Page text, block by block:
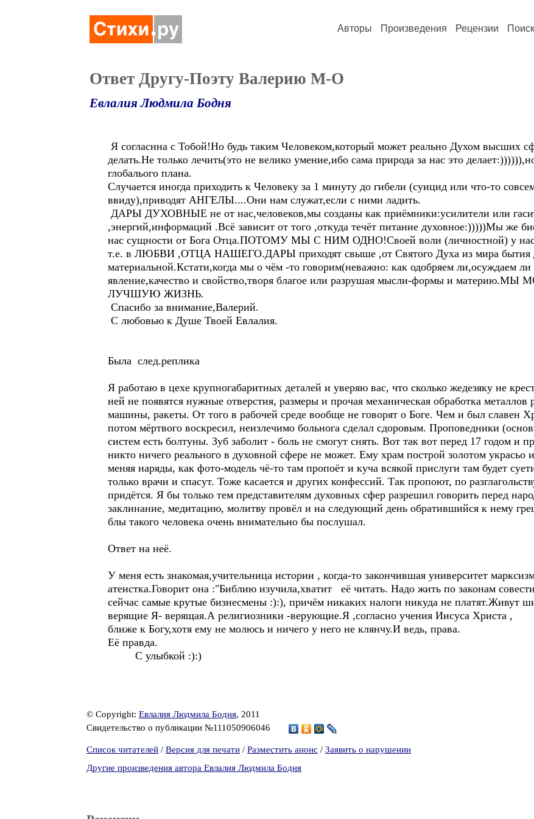
Авторы Произведения Рецензии Поиск
Ответ Другу-Поэту Валерию М-О
Евлалия Людмила Бодня
Я согласнна с Тобой!Но будь таким Человеком,который может реально Духом высших
делать.Не только лечить(это не велико умение,ибо сама природа за нас это
глобалього плана.
Случается иногда приходить к Человеку за 1 минуту до гибели (суицид или что-то
ввиду),приводят АНГЕЛЫ....Они нам служат,если с ними ладить.
ДАРЫ ДУХОВНЫЕ не от нас,человеков,мы созданы как приёмники:усилители или
,энергий,информаций .Всё зависит от того ,откуда течёт питание духовное:)))))Мы же
нас сущности от Бога Отца.ПОТОМУ МЫ С НИМ ОДНО!Своей воли (личностной) у нас
т.е. в ЛЮБВИ ,ОТЦА НАШЕГО.ДАРЫ приходят свыше ,от Святого Духа из мира бытия
материальной.Кстати,когда мы о чём -то говорим(неважно: как одобряем ли,осуждаем
явление,качество и свойство,творя благое или разрушая мысли-формы и
ЛУЧШУЮ ЖИЗНЬ.
Спасибо за внимание,Валерий.
С любовью к Душе Твоей Евлалия.
Была след.реплика
Я работаю в цехе крупногабаритных деталей и уверяю вас, что сколько жедезяку не
ней не появятся нужные отверстия, размеры и прочая механическая обработка металлов
машины, ракеты. От того в рабочей среде вообще не говорят о Боге. Чем и был славен
потом мёртвого воскресил, неизлечимо больнога сделал сдоровым. Проповедники
систем есть болтуны. Зуб заболит - боль не смогут снять. Вот так вот перед 17 годом и
никто ничего реального в духовной сфере не может. Ему храм построй золотом украсьо
меняя наряды, как фото-модель чё-то там пропоёт и куча всякой прислуги там будет
только врачи и спасут. Тоже касается и других конфессий. Так пропоют, по
придётся. Я бы только тем представителям духовных сфер разрешил говорить перед
заклинание, медитацию, молитву провёл и на следующий день обратившийся к нему
блы такого человека очень внимательно бы послушал.
Ответ на неё.
У меня есть знакомая,учительница истории , когда-то закончившая университет
атеистка.Говорит она :"Библию изучила,хватит её читать. Надо жить по законам
сейчас самые крутые бизнесмены :):), причём никаких налоги никуда не платят.Живут
верящие Я- верящая.А религиозники -верующие.Я ,согласно учения Иисуса Христа ,
ближе к Богу,хотя ему не молюсь и ничего у него не клянчу.И ведь, права.
Её правда.
С улыбкой :):)
© Copyright: Евлалия Людмила Бодня, 2011
Свидетельство о публикации №111050906046
Список читателей / Версия для печати / Разместить анонс / Заявить о нарушении
Другие произведения автора Евлалия Людмила Бодня